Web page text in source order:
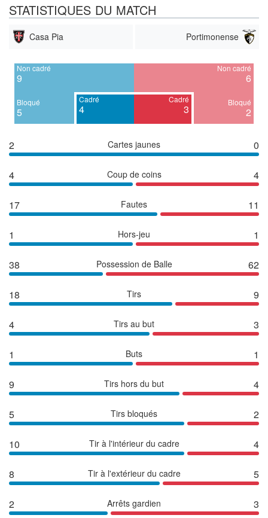
STATISTIQUES DU MATCH
Casa Pia Portimonense
Non cadré
9
Bloqué
5
Cadré
4
Cadré
3
Non cadré
6
Bloqué
2
2 Cartes jaunes 0
4 Coup de coins 4
17 Fautes 11
1 Hors-jeu 1
38 Possession de Balle 62
18 Tirs 9
4 Tirs au but 3
1 Buts 1
9 Tirs hors du but 4
5 Tirs bloqués 2
10 Tir à l'intérieur du cadre 4
8 Tir à l'extérieur du cadre 5
2 Arrêts gardien 3